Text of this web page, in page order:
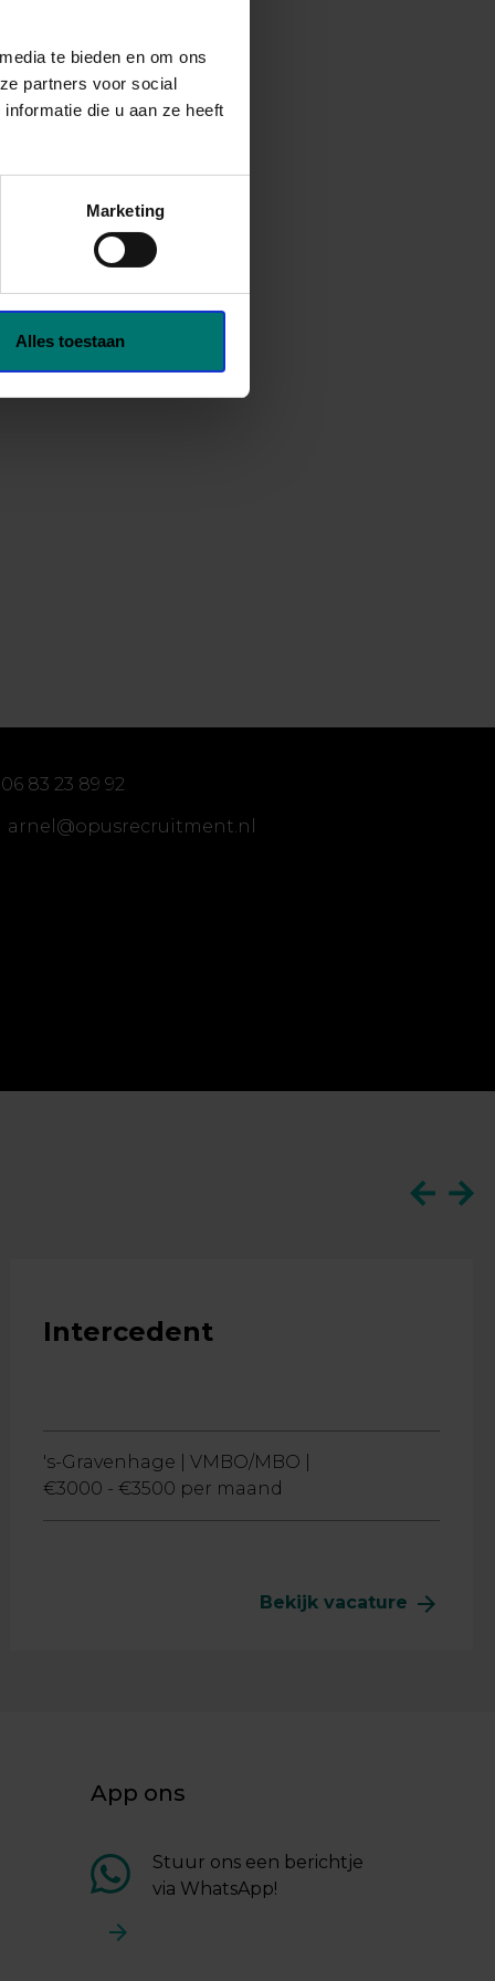
te bieden en om ons
partners voor social
die u aan ze heeft
Marketing
Alles toestaan
06 83 23 89 92
arnel@opusrecruitment.nl
Intercedent
's-Gravenhage |
VMBO/MBO |
€3000 - €3500 per maand
Bekijk vacature arrow_forward
App ons
Stuur ons een berichtje
via WhatsApp!